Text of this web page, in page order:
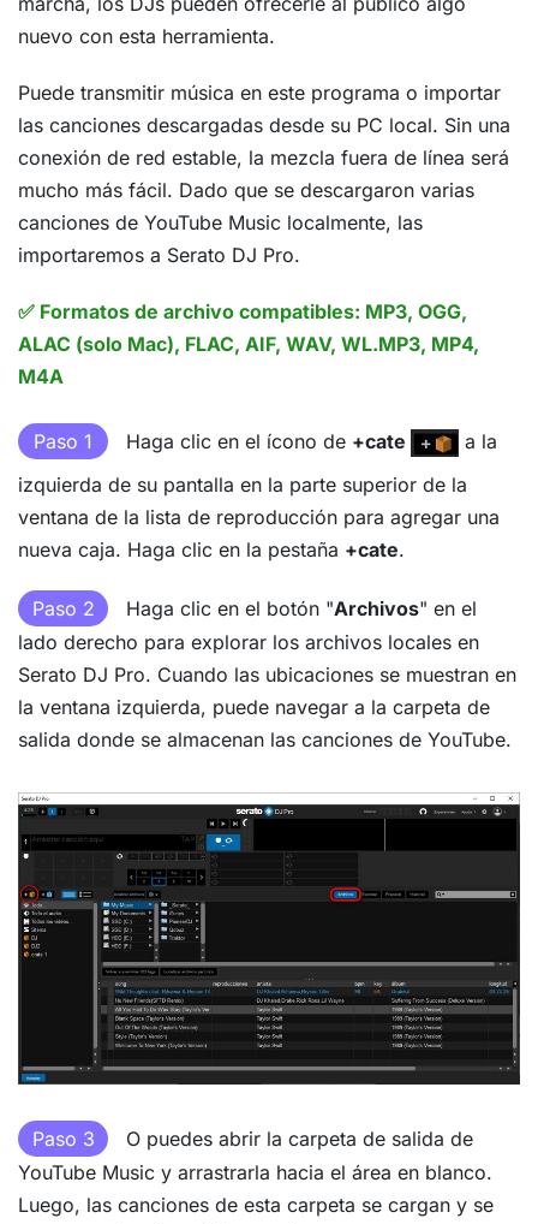
nuevo con esta herramienta.
Puede transmitir música en este programa o importar
las canciones descargadas desde su PC local. Sin una
conexión de red estable, la mezcla fuera de línea será
mucho más fácil. Dado que se descargaron varias
canciones de YouTube Music localmente, las
importaremos a Serato DJ Pro.
✅ Formatos de archivo compatibles: MP3, OGG,
ALAC (solo Mac), FLAC, AIF, WAV, WL.MP3, MP4,
M4A
Paso 1 Haga clic en el ícono de +cate
a la
izquierda de su pantalla en la parte superior de la
ventana de la lista de reproducción para agregar una
nueva caja. Haga clic en la pestaña +cate.
Paso 2 Haga clic en el botón "Archivos" en el
lado derecho para explorar los archivos locales en
Serato DJ Pro. Cuando las ubicaciones se muestran en
la ventana izquierda, puede navegar a la carpeta de
salida donde se almacenan las canciones de YouTube.
Paso 3
O puedes abrir la carpeta de salida de
YouTube Music y arrastrarla hacia el área en blanco.
Luego, las canciones de esta carpeta se cargan y se